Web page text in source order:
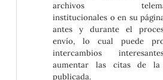
archivos
institucionales o en su
antes y durante el
envío, lo cual puede
intercambios
aumentar las citas de
publicada.